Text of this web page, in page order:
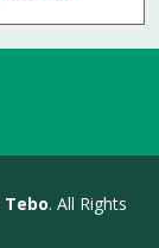
. All Rights